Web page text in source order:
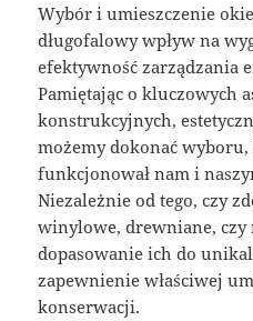
Wybór i umieszczenie
długofalowy wpływ na
efektywność zarządzania
Pamiętając o kluczowych
konstrukcyjnych,
możemy dokonać
funkcjonował nam i
Niezależnie od tego, czy
winylowe, drewniane, czy
dopasowanie ich do
zapewnienie właściwej
konserwacji.